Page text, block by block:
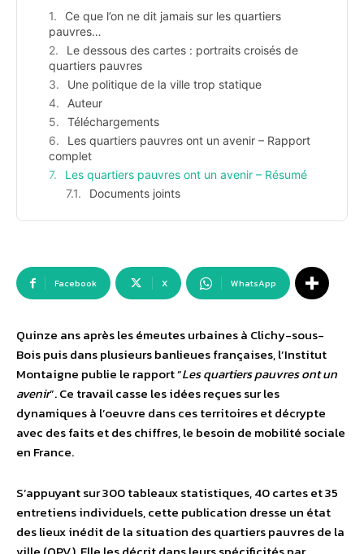
Ce que l’on ne dit jamais sur les quartiers
pauvres…
Le dessous des cartes : portraits croisés de
quartiers pauvres
Une politique de la ville trop statique
Auteur
Téléchargements
Les quartiers pauvres ont un avenir – Rapport
complet
Les quartiers pauvres ont un avenir – Résumé
Documents joints
Facebook X WhatsApp
Quinze ans après les émeutes urbaines à Clichy-sous-
Bois puis dans plusieurs banlieues françaises, l’Institut
Montaigne publie le rapport “Les quartiers pauvres ont un
avenir”. Ce travail casse les idées reçues sur les
dynamiques à l’oeuvre dans ces territoires et décrypte
avec des faits et des chiffres, le besoin de mobilité sociale
en France.
S’appuyant sur 300 tableaux statistiques, 40 cartes et 35
entretiens individuels, cette publication dresse un état
des lieux inédit de la situation des quartiers pauvres de la